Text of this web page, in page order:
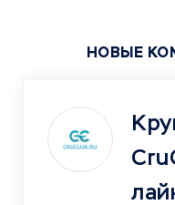
НОВЫЕ